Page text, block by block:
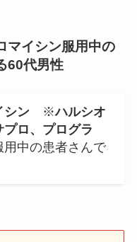
イシン服用中の
60代男性
シン※ハルシオ
ロ、プログラ
用中の患者さんで